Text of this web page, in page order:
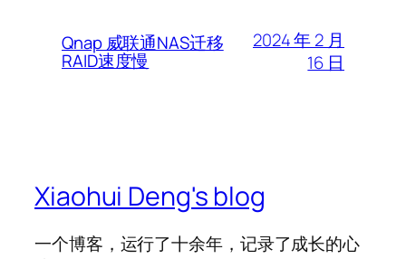
Qnap 威联通NAS迁移
RAID速度慢
2024 年 2 月
16 日
Xiaohui Deng's blog
一个博客，运行了十余年，记录了成长的心